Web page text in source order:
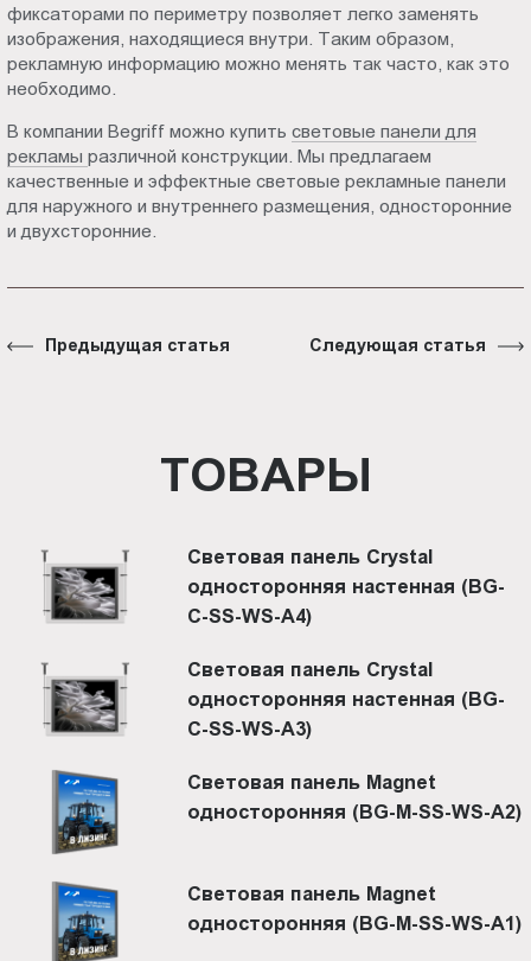
фиксаторами по периметру позволяет легко заменять
изображения, находящиеся внутри. Таким образом,
рекламную информацию можно менять так часто, как это
необходимо.
В компании Begriff можно купитьсветовые панели для
рекламыразличной конструкции. Мы предлагаем
качественные и эффектные световые рекламные панели
для наружного и внутреннего размещения, односторонние
и двухсторонние.
Предыдущая статья Следующая статья
ТОВАРЫ
Световая панель Crystal
односторонняя настенная (BG-
C-SS-WS-A4)
Световая панель Crystal
односторонняя настенная (BG-
C-SS-WS-A3)
Световая панель Magnet
односторонняя (BG-M-SS-WS-A2)
Световая панель Magnet
односторонняя (BG-M-SS-WS-A1)